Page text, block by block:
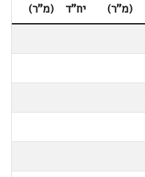
(מ"ר)
יח"ד
(מ"ר)